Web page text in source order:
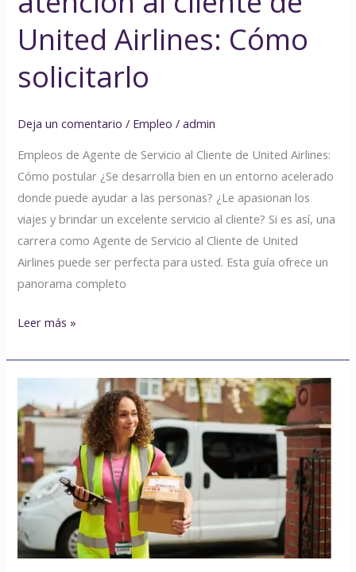
United Airlines: Cómo
solicitarlo
Deja un comentario / Empleo /admin
Empleos de Agente de Servicio al Cliente de United Airlines:
Cómo postular ¿Se desarrolla bien en un entorno acelerado
donde puede ayudar a las personas? ¿Le apasionan los
viajes y brindar un excelente servicio al cliente? Si es así, una
carrera como Agente de Servicio al Cliente de United
Airlines puede ser perfecta para usted. Esta guía ofrece un
panorama completo
Leer más »
ser
conductor
de
correo:
Requisitos,
salario
y
perspectivas